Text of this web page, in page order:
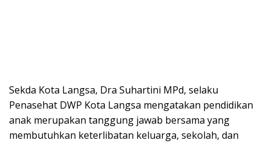
Sekda Kota Langsa, Dra Suhartini MPd, selaku
Penasehat DWP Kota Langsa mengatakan pendidikan
anak merupakan tanggung jawab bersama yang
membutuhkan keterlibatan keluarga, sekolah, dan